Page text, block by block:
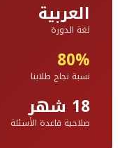
العربية
لغة الدورة
80%
نسبة نجاح طلابنا
18 شهر
صلاحية قاعدة الأسئلة